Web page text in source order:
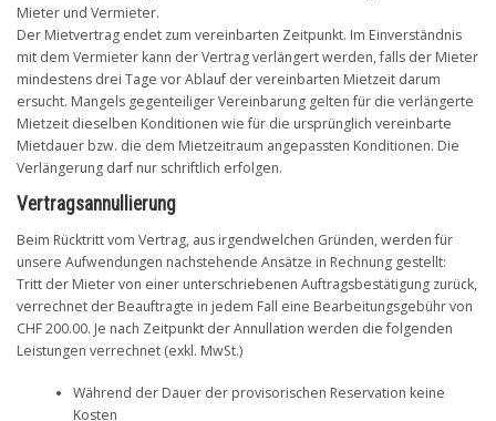
Mieter und Vermieter.
Der Mietvertrag endet zum vereinbarten Zeitpunkt. Im Einverständnis
mit dem Vermieter kann der Vertrag verlängert werden, falls der Mieter
mindestens drei Tage vor Ablauf der vereinbarten Mietzeit darum
ersucht. Mangels gegenteiliger Vereinbarung gelten für die verlängerte
Mietzeit dieselben Konditionen wie für die ursprünglich vereinbarte
Mietdauer bzw. die dem Mietzeitraum angepassten Konditionen. Die
Verlängerung darf nur schriftlich erfolgen.
Vertragsannullierung
Beim Rücktritt vom Vertrag, aus irgendwelchen Gründen, werden für
unsere Aufwendungen nachstehende Ansätze in Rechnung gestellt:
Tritt der Mieter von einer unterschriebenen Auftragsbestätigung zurück,
verrechnet der Beauftragte in jedem Fall eine Bearbeitungsgebühr von
CHF 200.00. Je nach Zeitpunkt der Annullation werden die folgenden
Leistungen verrechnet (exkl. MwSt.)
Während der Dauer der provisorischen Reservation keine
Kosten